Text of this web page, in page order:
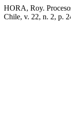
HORA, Roy.
Chile, v. 22, n. 2, p.